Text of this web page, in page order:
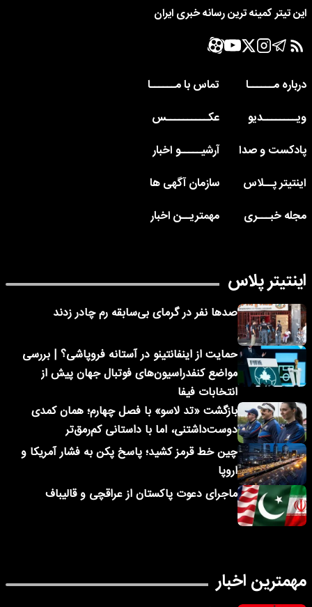
این تیتر کمینه ترین رسانه خبری ایران
درباره مــــــا
تماس با مــــــا
ویــــــــدیو
عکــــــــــس
پادکست و صدا
آرشیـــــو اخبار
اینتیتر پــلاس
سازمان آگهی ها
مجله خبـــری
مهمتریــن اخبار
اینتیتر پلاس
صدها نفر در گرمای بی‌سابقه رم چادر زدند
حمایت از اینفانتینو در آستانه فروپاشی؟ | بررسی
مواضع کنفدراسیون‌های فوتبال جهان پیش از
انتخابات فیفا
بازگشت «تد لاسو» با فصل چهارم؛ همان کمدی
دوست‌داشتنی، اما با داستانی کم‌رمق‌تر
چین خط قرمز کشید؛ پاسخ پکن به فشار آمریکا و
اروپا
ماجرای دعوت پاکستان از عراقچی و قالیباف
مهمترین اخبار